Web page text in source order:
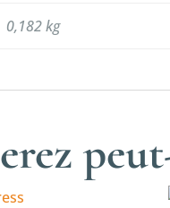
0,182 kg